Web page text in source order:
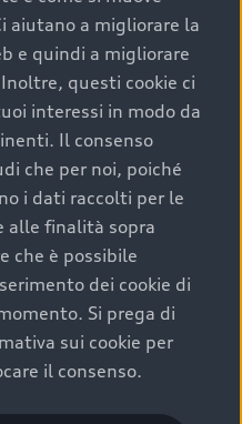
documentazione
una manutenzione
e degli interni: una
cura e attenzione del
trasmissione e
stato garantiscono
Concessionaria ufficiale
tramite Audi Prima
ad un prodotto che viene
e coperto da
maggiore tutela del tuo
aiutano a migliorare la
e quindi a migliorare
questi cookie ci
interessi in modo da
Il consenso
che per noi, poiché
i dati raccolti per le
alle finalità sopra
che è possibile
dei cookie di
Si prega di
sui cookie per
il consenso.